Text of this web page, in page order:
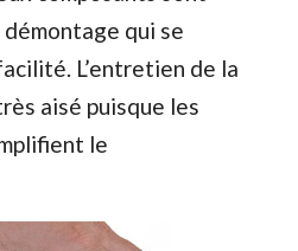
démontage qui se
L’entretien de la
aisé puisque les
le